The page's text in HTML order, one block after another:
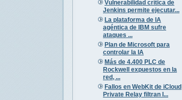
Vulnerabilidad crítica de
Jenkins permite ejecutar...
La plataforma de IA
agéntica de IBM sufre
ataques ...
Plan de Microsoft para
controlar la IA
Más de 4.400 PLC de
Rockwell expuestos en la
red, ...
Fallos en WebKit de iCloud
Private Relay filtran I...